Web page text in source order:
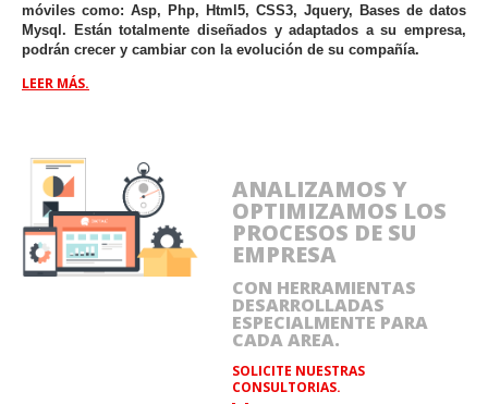
móviles como: Asp, Php, Html5, CSS3, Jquery, Bases de datos
Mysql. Están totalmente diseñados y adaptados a su empresa,
podrán crecer y cambiar con la evolución de su compañía.
LEER MÁS.
ANALIZAMOS Y
OPTIMIZAMOS LOS
PROCESOS DE SU
EMPRESA
CON HERRAMIENTAS
DESARROLLADAS
ESPECIALMENTE PARA
CADA AREA.
SOLICITE NUESTRAS
CONSULTORIAS.